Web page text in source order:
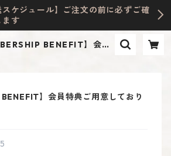
スケジュール】ご注文の前に必ずご確
ます
BENEFIT】会員
BENEFIT】会員特典ご用意しており